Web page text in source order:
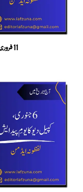
11 فروری، سڈنی شیلڈن کا یومِ پیدایش